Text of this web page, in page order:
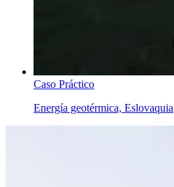
Caso Práctico
Energía geotérmica, Eslovaquia